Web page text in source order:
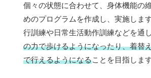
個々の状態に合わせて、身体機能の
めのプログラムを作成し、実施しま
行訓練や日常生活動作訓練などを通し
の力で歩けるようになったり、着替
で行えるようになることを目指します